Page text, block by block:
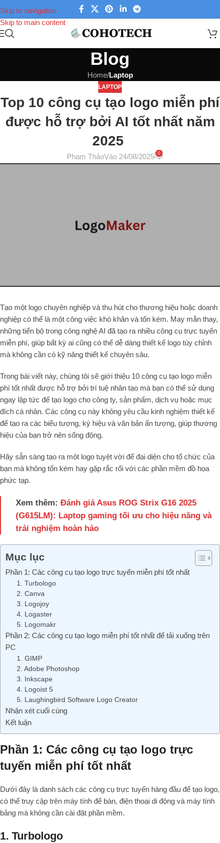
Skip to navigation
Skip to main content
Blog
Home/Laptop
LAPTOP
Top 10 công cụ tạo logo miễn phí
được hỗ trợ bởi AI tốt nhất năm
2025
Phạm ThảoVào 24/08/2025 0
Tạo một logo chuyên nghiệp và thu hút cho thương hiệu hoặc doanh
nghiệp có thể là một công việc khó khăn và tốn kém. May mắn thay,
những tiến bộ trong công nghệ AI đã tạo ra nhiều công cụ trực tuyến
miễn phí, giúp bất kỳ ai cũng có thể dễ dàng thiết kế logo tùy chỉnh
mà không cần có kỹ năng thiết kế chuyên sâu.
Trong bài viết này, chúng tôi sẽ giới thiệu 10 công cụ tạo logo miễn
phí tốt nhất được hỗ trợ bởi trí tuệ nhân tạo mà bạn có thể sử dụng
ngay lập tức để tạo logo cho công ty, sản phẩm, dịch vụ hoặc mục
đích cá nhân. Các công cụ này không yêu cầu kinh nghiệm thiết kế
để tạo ra các biểu tượng, ký hiệu và văn bản ấn tượng, giúp thương
hiệu của bạn trở nên sống động.
Hãy sẵn sàng tạo ra một logo tuyệt vời để đại diện cho tổ chức của
bạn mà không tốn kém hay gặp rắc rối với các phần mềm đồ họa
phức tạp.
Xem thêm: Đánh giá Asus ROG Strix G16 2025
(G615LM): Laptop gaming tối ưu cho hiệu năng và
trải nghiệm hoàn hảo
Mục lục
Phần 1: Các công cụ tạo logo trực tuyến miễn phí tốt nhất
1. Turbologo
2. Canva
3. Logojoy
4. Logaster
5. Logomakr
Phần 2: Các công cụ tạo logo miễn phí tốt nhất để tải xuống trên
PC
1. GIMP
2. Adobe Photoshop
3. Inkscape
4. Logoist 5
5. Laughingbird Software Logo Creator
Nhận xét cuối cùng
Kết luận
Phần 1: Các công cụ tạo logo trực
tuyến miễn phí tốt nhất
Dưới đây là danh sách các công cụ trực tuyến hàng đầu để tạo logo,
có thể truy cập trên máy tính để bàn, điện thoại di động và máy tính
bảng mà không cần cài đặt phần mềm.
1. Turbologo